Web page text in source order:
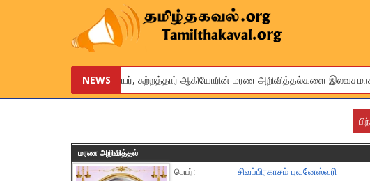
NEWS
உங்கள் உறவினர், நண்பர், சுற்றத்தார் ஆகியோரின் மரண அறிவித்தல்களை இலவசமாக
We are pleased to provide this service to announce the obituaries of
மரண அறிவித்தல்
பெயர்:
சிவப்பிரகாசம் புவனேஸ்வரி